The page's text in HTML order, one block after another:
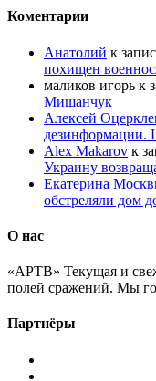
Коментарии
Анатолий к
похищен
маликов игорь к
Мишанчук
Алексей
дезинформации.
Alex Makarov к
Украину
Екатерина
обстреляли дом
О нас
«АРТВ» Текущая и
полей сражений. Мы
Партнёры